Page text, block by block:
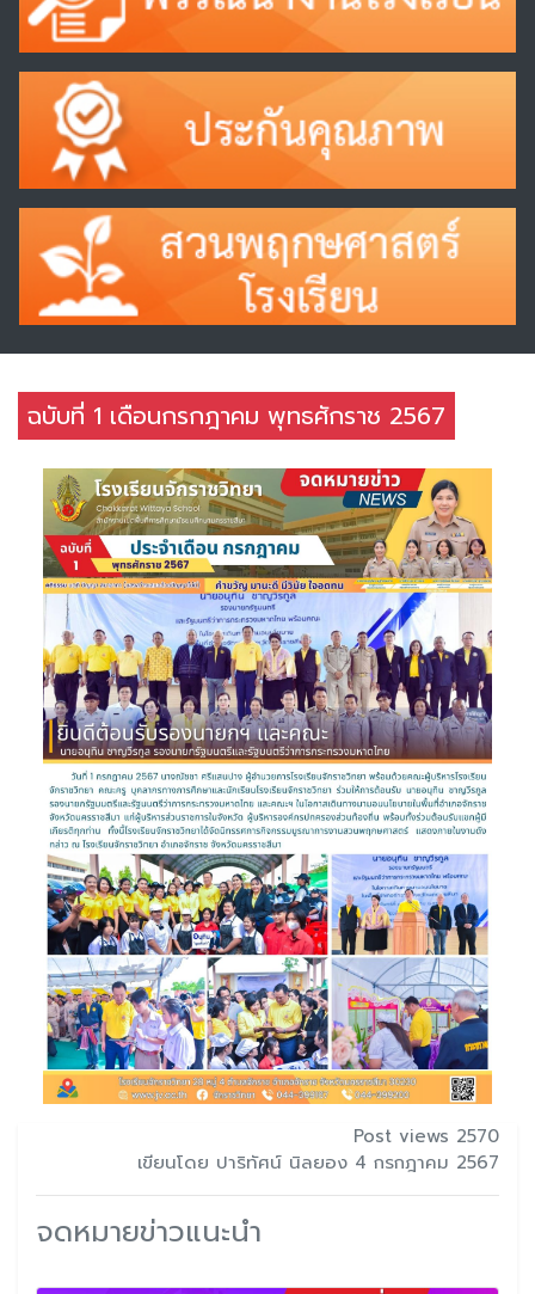
ฉบับที่ 1 เดือนกรกฎาคม พุทธศักราช 2567
Post views 2570
เขียนโดย ปาริทัศน์ นิลยอง 4 กรกฎาคม 2567
จดหมายข่าวแนะนำ